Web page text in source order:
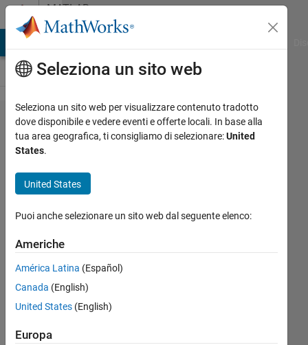
Vai al contenutoMATLAB
Answers
What is the
alternative of
in the
version?
Mohamed
5 Giu
2017
Risposta
Seleziona un sito web
Seleziona un sito web per visualizzare contenuto tradotto
dove disponibile e vedere eventi e offerte locali. In base alla
tua area geografica, ti consigliamo di selezionare:United
States.
United States
Puoi anche selezionare un sito web dal seguente elenco:
Americhe
América Latina (Español)
Canada (English)
United States (English)
Europa